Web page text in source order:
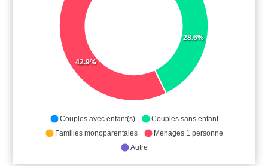
28.6%
42.9%
Couples avec enfant(s)
Couples sans enfant
Familles monoparentales
Ménages 1 personne
Autre